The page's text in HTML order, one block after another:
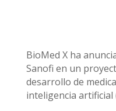
BioMed X ha
Sanofi en un
desarrollo de
inteligencia artificial